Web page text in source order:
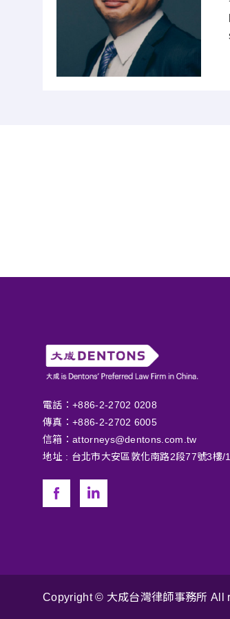
電話：+886-2-2702 0208
傳真：+886-2-2702 6005
信箱： attorneys@dentons.com.tw
地址 : 台北市大安區敦化南路2段77號3樓/
Copyright © 大成台灣律師事務所 All